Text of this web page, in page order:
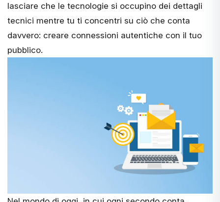
lasciare che le tecnologie si occupino dei dettagli
tecnici mentre tu ti concentri su ciò che conta
davvero: creare connessioni autentiche con il tuo
pubblico.